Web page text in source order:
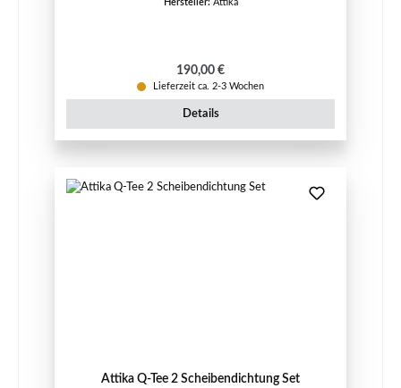
Hersteller: Attika
Regulärer Preis:
190,00 €
Lieferzeit ca. 2-3 Wochen
Details
Attika Q-Tee 2 Scheibendichtung Set